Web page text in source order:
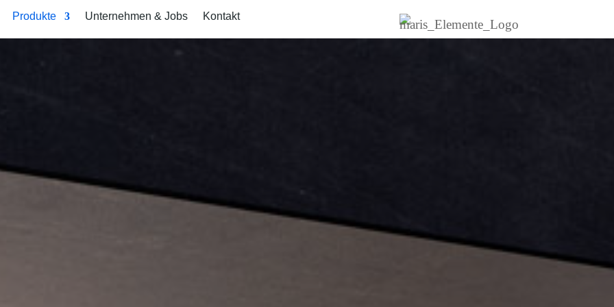
Produkte Unternehmen & Jobs Kontakt